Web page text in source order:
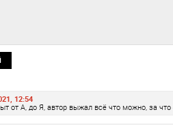
12:54
от А, до Я, автор выжал всё что можно, за что